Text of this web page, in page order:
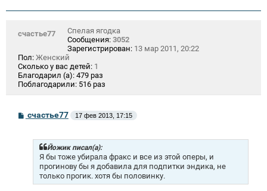
счастье77
Спелая ягодка
Сообщения: 3052
Зарегистрирован: 13 мар 2011, 20:22
Пол: Женский
Сколько у вас детей: 1
Благодарил (а): 479 раз
Поблагодарили: 516 раз
С
о
счастье77 17 фев 2013, 17:15
Йожик писал(а):
Я бы тоже убирала фракс и все из этой оперы, и
прогинову бы я добавила для подпитки эндика, не
только прогик. хотя бы половинку.